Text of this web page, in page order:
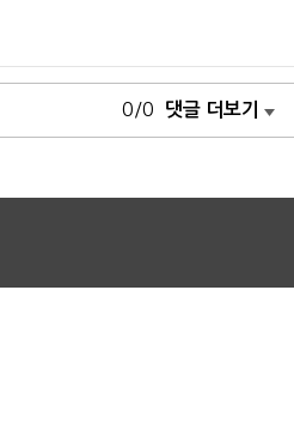
0/0 댓글 더보기